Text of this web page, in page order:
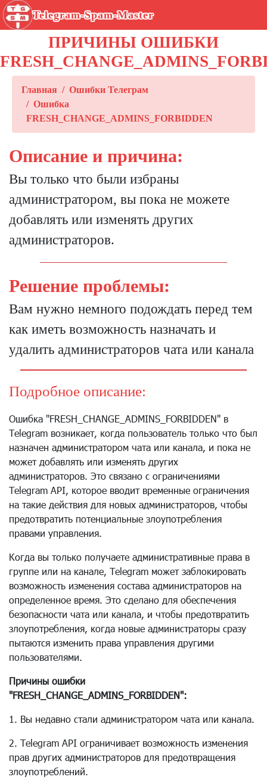
Telegram-Spam-Master
ПРИЧИНЫ ОШИБКИ
Главная
Ошибки Телеграм
Ошибка
FRESH_CHANGE_ADMINS_FORBIDDEN
Описание и причина:
Вы только что были избраны
администратором, вы пока не можете
добавлять или изменять других
администраторов.
Решение проблемы:
Вам нужно немного подождать перед тем
как иметь возможность назначать и
удалить администраторов чата или канала
Подробное описание:
Ошибка "FRESH_CHANGE_ADMINS_FORBIDDEN" в
Telegram возникает, когда пользователь только что был
назначен администратором чата или канала, и пока не
может добавлять или изменять других
администраторов. Это связано с ограничениями
Telegram API, которое вводит временные ограничения
на такие действия для новых администраторов, чтобы
предотвратить потенциальные злоупотребления
правами управления.
Когда вы только получаете административные права в
группе или на канале, Telegram может заблокировать
возможность изменения состава администраторов на
определенное время. Это сделано для обеспечения
безопасности чата или канала, и чтобы предотвратить
злоупотребления, когда новые администраторы сразу
пытаются изменить права управления другими
пользователями.
Причины ошибки
"FRESH_CHANGE_ADMINS_FORBIDDEN":
1. Вы недавно стали администратором чата или канала.
2. Telegram API ограничивает возможность изменения
прав других администраторов для предотвращения
злоупотреблений.